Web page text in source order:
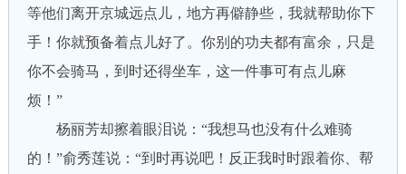
等他们离开京城远点儿，地方再僻静些，我就帮助你下
手！你就预备着点儿好了。你别的功夫都有富余，只是
你不会骑马，到时还得坐车，这一件事可有点儿麻
烦！”
杨丽芳却擦着眼泪说：“我想马也没有什么难骑
的！”俞秀莲说：“到时再说吧！反正我时时跟着你、帮